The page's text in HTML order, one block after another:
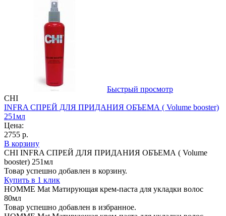
Быстрый просмотр
CHI
INFRA CПРЕЙ ДЛЯ ПРИДАНИЯ ОБЪЕМА ( Volume booster)
251мл
Цена:
2755 р.
В корзину
CHI INFRA CПРЕЙ ДЛЯ ПРИДАНИЯ ОБЪЕМА ( Volume
booster) 251мл
Товар успешно добавлен в корзину.
Купить в 1 клик
HOMME Mat Матирующая крем-паста для укладки волос
80мл
Товар успешно добавлен в избранное.